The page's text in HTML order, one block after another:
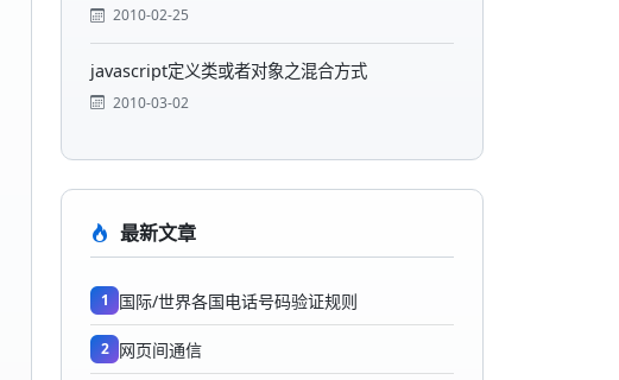
2010-02-25
javascript定义类或者对象之混合方式
2010-03-02
最新文章
1 国际/世界各国电话号码验证规则
2 网页间通信